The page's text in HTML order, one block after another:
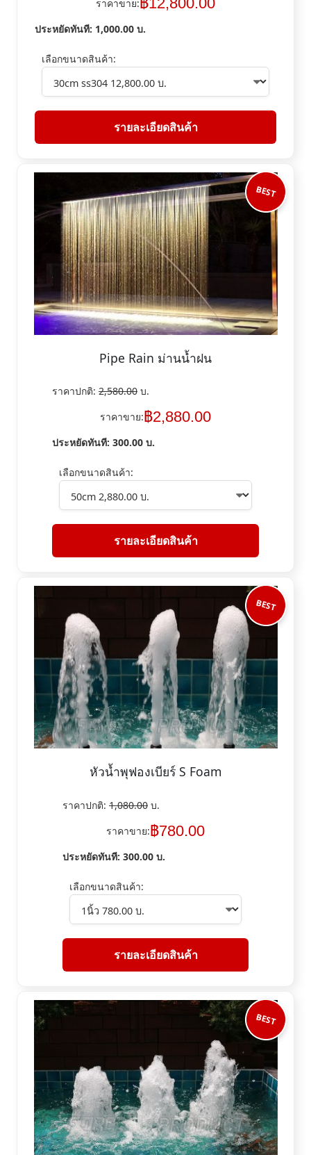
ราคาขาย:
ประหยัดทันที: 1,000.00 บ.
เลือกขนาดสินค้า:
รายละเอียดสินค้า
BEST
Pipe Rain ม่านน้ำฝน
ราคาปกติ: 2,580.00 บ.
ราคาขาย: ฿2,880.00
ประหยัดทันที: 300.00 บ.
เลือกขนาดสินค้า:
รายละเอียดสินค้า
BEST
หัวน้ำพุฟองเบียร์ S Foam
ราคาปกติ: 1,080.00 บ.
ราคาขาย:฿780.00
ประหยัดทันที: 300.00 บ.
เลือกขนาดสินค้า:
รายละเอียดสินค้า
BEST